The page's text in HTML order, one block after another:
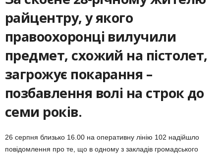
райцентру, у якого
правоохоронці вилучили
предмет, схожий на пістолет,
загрожує покарання –
позбавлення волі на строк до
семи років.
26 серпня близько 16.00 на оперативну лінію 102 надійшло
повідомлення про те, що в одному з закладів громадського